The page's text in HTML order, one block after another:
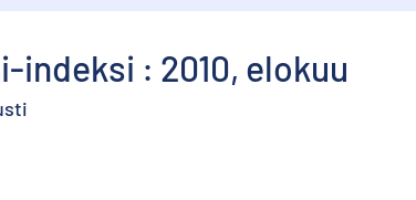
: 2010, elokuu